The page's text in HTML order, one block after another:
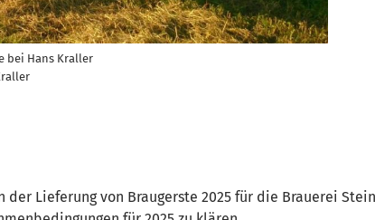
bei Hans Kraller
der Lieferung von Braugerste 2025 für die Brauerei